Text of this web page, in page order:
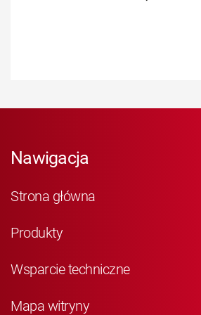
Nawigacja
Strona główna
Produkty
Wsparcie techniczne
Mapa witryny